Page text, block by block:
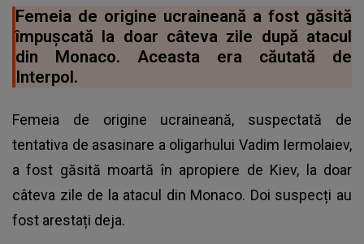
Femeia de origine ucraineană a fost găsită
împușcată la doar câteva zile după atacul
din Monaco. Aceasta era căutată de
Interpol.
Femeia de origine ucraineană, suspectată de
tentativa de asasinare a oligarhului Vadim Iermolaiev,
a fost găsită moartă în apropiere de Kiev, la doar
câteva zile de la atacul din Monaco. Doi suspecți au
fost arestați deja.